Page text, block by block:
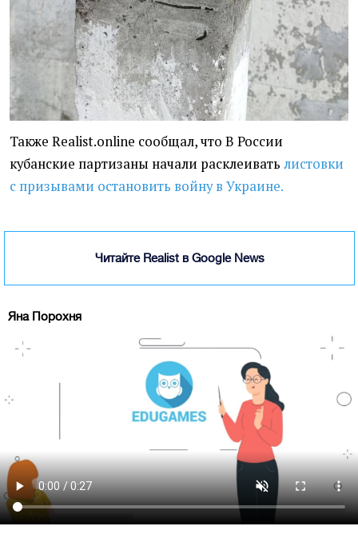
Также Realist.online сообщал, что В России
кубанские партизаны начали расклеивать листовки
с призывами остановить войну в Украине.
Читайте Realist в Google News
Яна Порохня